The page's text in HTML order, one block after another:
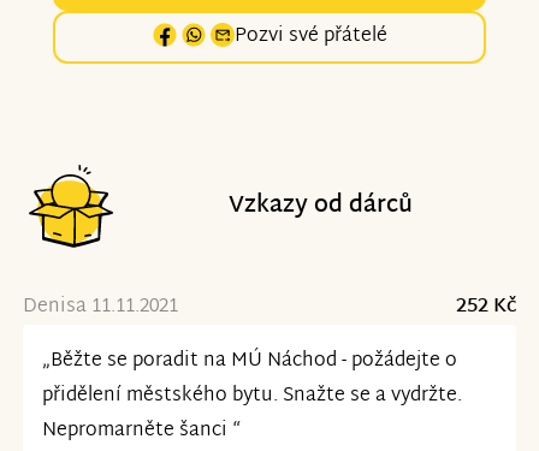
Pozvi své přátelé
Vzkazy od dárců
Denisa 11.11.2021
252 Kč
„Běžte se poradit na MÚ Náchod - požádejte o
přidělení městského bytu. Snažte se a vydržte.
Nepromarněte šanci “